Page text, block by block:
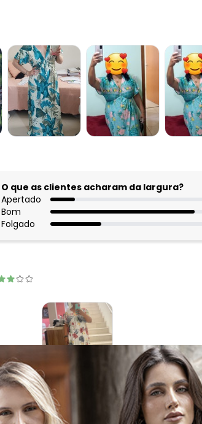
O que as clientes acharam da largura?
Apertado
Bom
Folgado